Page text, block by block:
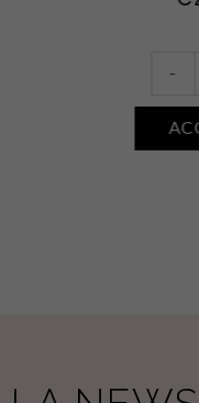
Aloe
-